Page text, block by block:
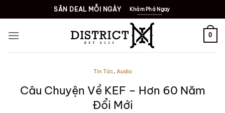
qua
nội
SĂN DEAL MỖI NGÀY Khám Phá Ngay
0
Tin Tức, Audio
Câu Chuyện Về KEF – Hơn 60 Năm
Đổi Mới